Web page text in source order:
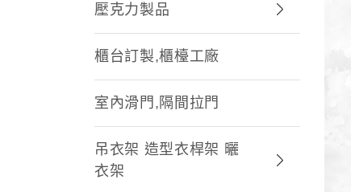
壓克力製品
櫃台訂製,櫃檯工廠
室內滑門,隔間拉門
吊衣架 造型衣桿架 曬
衣架